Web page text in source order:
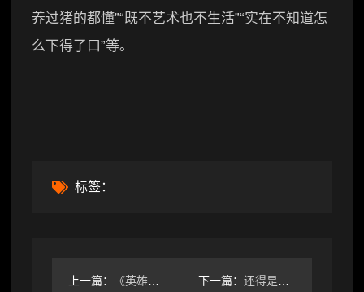
养过猪的都懂”“既不艺术也不生活”“实在不知道怎
么下得了口”等。
标签：
上一篇： 《英雄联盟》新皮肤前瞻 莎弥拉、贝蕾亚等 下一篇： 还得是育碧！《刺客信条：影》入围LGBT大奖提名